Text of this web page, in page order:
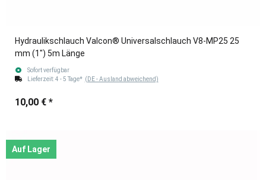
Hydraulikschlauch Valcon® Universalschlauch V8-MP25 25
mm (1") 5m Länge
Sofort verfügbar
Lieferzeit:4 - 5 Tage* (DE - Ausland abweichend)
10,00 € *
Auf Lager